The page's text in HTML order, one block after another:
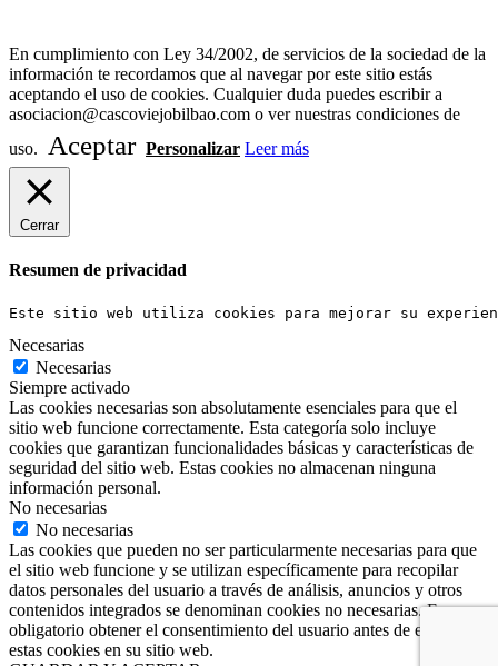
En cumplimiento con Ley 34/2002, de servicios de la sociedad de la
información te recordamos que al navegar por este sitio estás
aceptando el uso de cookies. Cualquier duda puedes escribir a
asociacion@cascoviejobilbao.com o ver nuestras condiciones de
uso.
Aceptar Personalizar Leer más
Cerrar
Resumen de privacidad
Este sitio web utiliza cookies para mejorar su
Necesarias
Necesarias
Siempre activado
Las cookies necesarias son absolutamente esenciales para que el
sitio web funcione correctamente. Esta categoría solo incluye
cookies que garantizan funcionalidades básicas y características de
seguridad del sitio web. Estas cookies no almacenan ninguna
información personal.
No necesarias
No necesarias
Las cookies que pueden no ser particularmente necesarias para que
el sitio web funcione y se utilizan específicamente para recopilar
datos personales del usuario a través de análisis, anuncios y otros
contenidos integrados se denominan cookies no necesarias. Es
obligatorio obtener el consentimiento del usuario antes de ejecutar
estas cookies en su sitio web.